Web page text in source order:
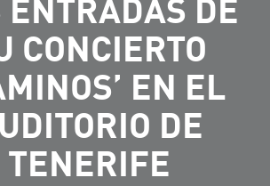
ENTRADAS DE
CONCIERTO
EN EL
DE
TENERIFE